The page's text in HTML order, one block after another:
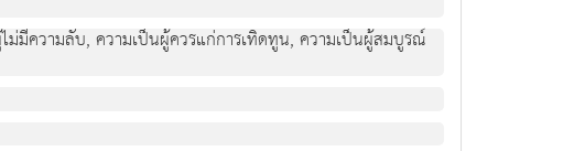
มีความลับ, ความเป็นผู้ควรแก่การเทิดทูน, ความเป็นผู้สมบูรณ์